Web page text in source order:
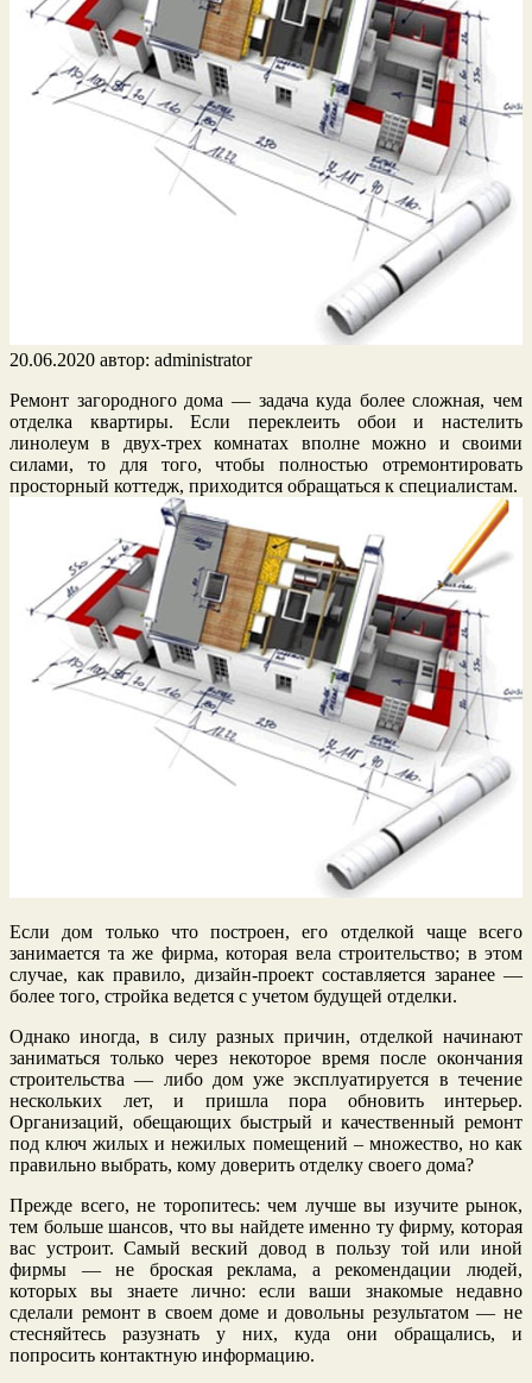
20.06.2020 автор: administrator
Ремонт загородного дома — задача куда более сложная, чем
отделка квартиры. Если переклеить обои и настелить
линолеум в двух-трех комнатах вполне можно и своими
силами, то для того, чтобы полностью отремонтировать
просторный коттедж, приходится обращаться к специалистам.
Если дом только что построен, его отделкой чаще всего
занимается та же фирма, которая вела строительство; в этом
случае, как правило, дизайн-проект составляется заранее —
более того, стройка ведется с учетом будущей отделки.
Однако иногда, в силу разных причин, отделкой начинают
заниматься только через некоторое время после окончания
строительства — либо дом уже эксплуатируется в течение
нескольких лет, и пришла пора обновить интерьер.
Организаций, обещающих быстрый и качественный ремонт
под ключ жилых и нежилых помещений – множество, но как
правильно выбрать, кому доверить отделку своего дома?
Прежде всего, не торопитесь: чем лучше вы изучите рынок,
тем больше шансов, что вы найдете именно ту фирму, которая
вас устроит. Самый веский довод в пользу той или иной
фирмы — не броская реклама, а рекомендации людей,
которых вы знаете лично: если ваши знакомые недавно
сделали ремонт в своем доме и довольны результатом — не
стесняйтесь разузнать у них, куда они обращались, и
попросить контактную информацию.